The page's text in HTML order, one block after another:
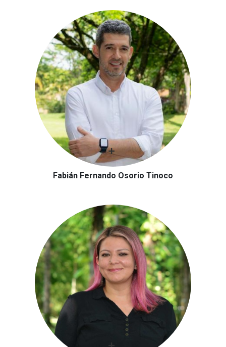
Fabián Fernando Osorio Tinoco